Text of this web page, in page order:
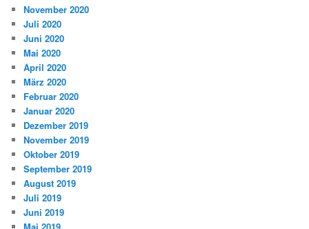
November 2020
Juli 2020
Juni 2020
Mai 2020
April 2020
März 2020
Februar 2020
Januar 2020
Dezember 2019
November 2019
Oktober 2019
September 2019
August 2019
Juli 2019
Juni 2019
Mai 2019